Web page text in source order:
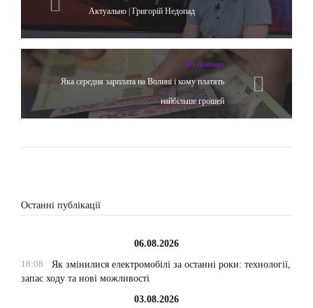
Актуально | Григорій Недопад
Yсі новини
Яка середня зарплата на Волині і кому платять
найбільше грошей
Останні публікації
06.08.2026
18:08
Як змінилися електромобілі за останні роки: технології,
запас ходу та нові можливості
03.08.2026